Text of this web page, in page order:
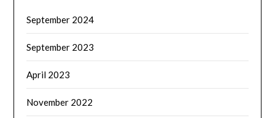
September 2024
September 2023
April 2023
November 2022